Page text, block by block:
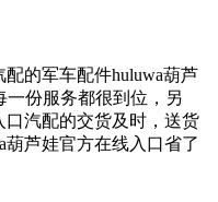
的军车配件huluwa葫芦
份服务都很到位，另
口汽配的交货及时，送货
葫芦娃官方在线入口省了